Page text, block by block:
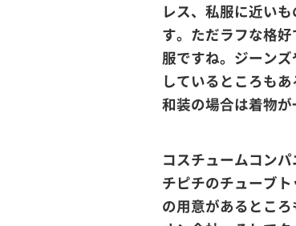
レス、私服に近い
す。ただラフな格
服ですね。ジーン
しているところもあ
和装の場合は着物が
コスチュームコン
チピチのチューブ
の用意があるとこ